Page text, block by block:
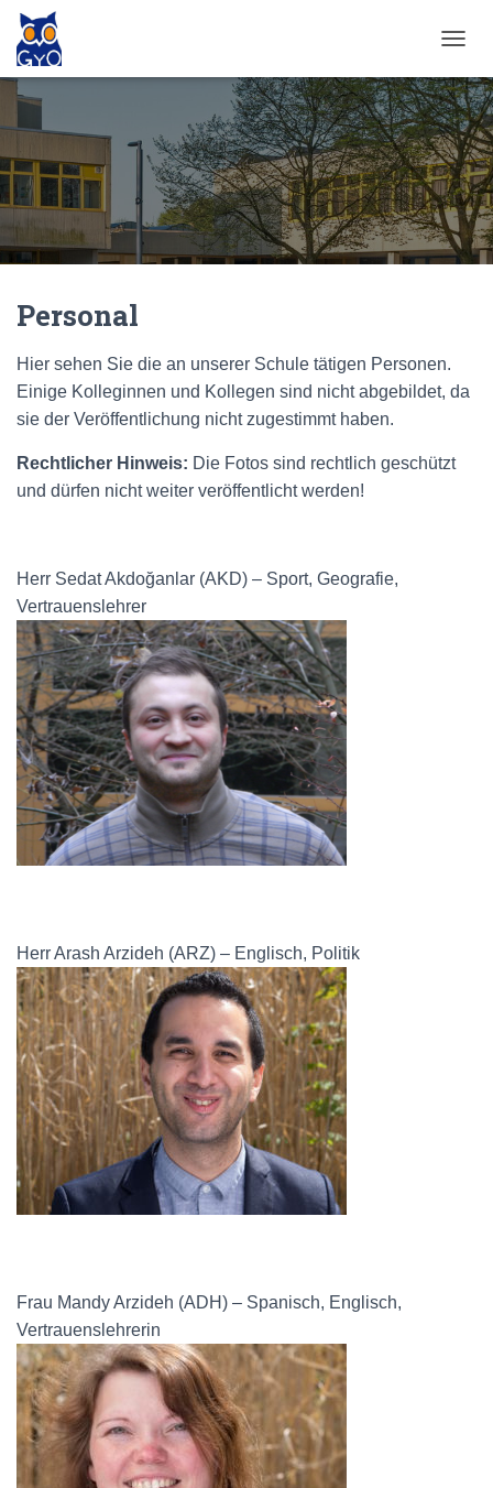
A
V
I
G
A
T
I
O
N
U
L
Personal
Hier sehen Sie die an unserer Schule tätigen Personen.
Einige Kolleginnen und Kollegen sind nicht abgebildet, da
sie der Veröffentlichung nicht zugestimmt haben.
Rechtlicher Hinweis: Die Fotos sind rechtlich geschützt
und dürfen nicht weiter veröffentlicht werden!
Herr Sedat Akdoğanlar (AKD) – Sport, Geografie,
Vertrauenslehrer
Herr Arash Arzideh (ARZ) – Englisch, Politik
Frau Mandy Arzideh (ADH) – Spanisch, Englisch,
Vertrauenslehrerin